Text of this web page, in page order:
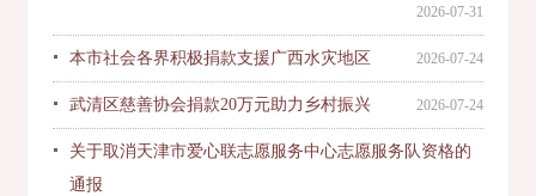
2026-07-31
本市社会各界积极捐款支援广西水灾地区 2026-07-24
武清区慈善协会捐款20万元助力乡村振兴 2026-07-24
关于取消天津市爱心联志愿服务中心志愿服务队资格的
通报